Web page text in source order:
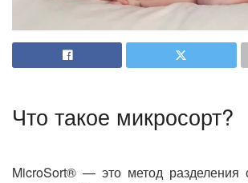
Что такое микросорт?
MicroSort® — это метод разделения